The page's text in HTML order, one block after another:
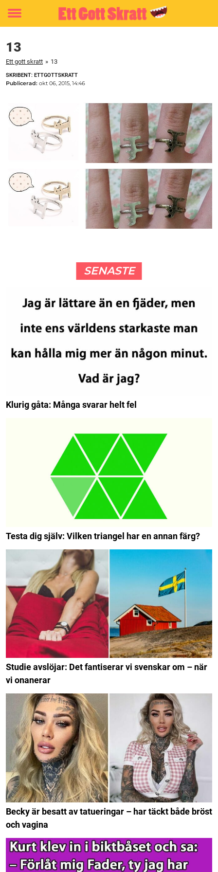
Toggle
13
Ett gott skratt » 13
SKRIBENT: ETTGOTTSKRATT
Publicerad: okt 06, 2015, 14:46
SENASTE
Klurig gåta: Många svarar helt fel
Testa dig själv: Vilken triangel har en annan färg?
Studie avslöjar: Det fantiserar vi svenskar om – när
vi onanerar
Becky är besatt av tatueringar – har täckt både bröst
och vagina